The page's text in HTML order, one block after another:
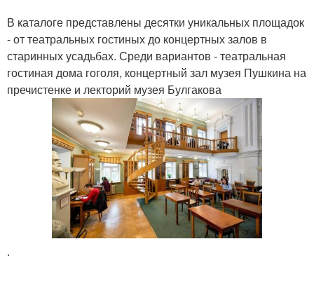
В каталоге представлены десятки уникальных площадок
- от театральных гостиных до концертных залов в
старинных усадьбах. Среди вариантов - театральная
гостиная дома гоголя, концертный зал музея Пушкина на
пречистенке и лекторий музея Булгакова
.